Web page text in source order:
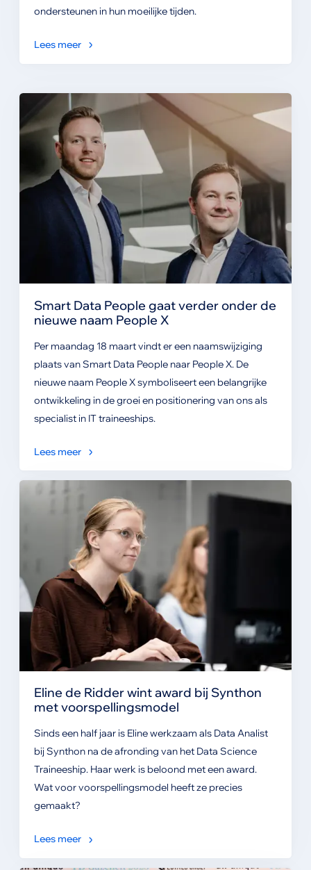
ondersteunen in hun moeilijke tijden.
Lees meer
Smart Data People gaat verder onder de
nieuwe naam People X
Per maandag 18 maart vindt er een naamswijziging
plaats van Smart Data People naar People X. De
nieuwe naam People X symboliseert een belangrijke
ontwikkeling in de groei en positionering van ons als
specialist in IT traineeships.
Lees meer
Eline de Ridder wint award bij Synthon
met voorspellingsmodel
Sinds een half jaar is Eline werkzaam als Data Analist
bij Synthon na de afronding van het Data Science
Traineeship. Haar werk is beloond met een award.
Wat voor voorspellingsmodel heeft ze precies
gemaakt?
Lees meer